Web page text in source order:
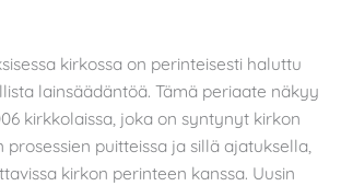
kirkossa on perinteisesti haluttu
lainsäädäntöä. Tämä periaate näkyy
kirkkolaissa, joka on syntynyt kirkon
prosessien puitteissa ja sillä ajatuksella,
kirkon perinteen kanssa. Uusin